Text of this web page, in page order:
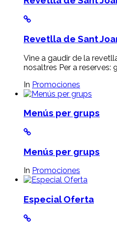
Revetlla de Sant
Vine a gaudir de la
nosaltres Per a reserves:
In Promociones
Menús per grups
Menús per grups
In Promociones
Especial Oferta